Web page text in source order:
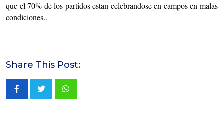
que el 70% de los partidos estan celebrandose en campos en malas
condiciones..
Share This Post:
Whatsapp